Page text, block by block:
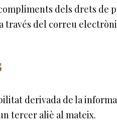
dels drets
del correu
derivada de la
tercer aliè al mateix.